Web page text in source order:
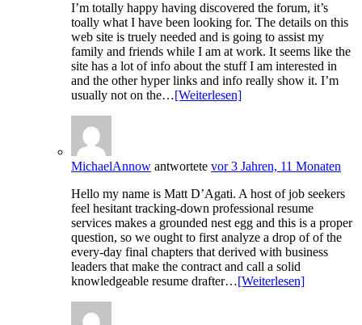
I’m totally happy having discovered the forum, it’s
toally what I have been looking for. The details on this
web site is truely needed and is going to assist my
family and friends while I am at work. It seems like the
site has a lot of info about the stuff I am interested in
and the other hyper links and info really show it. I’m
usually not on the…[Weiterlesen]
MichaelAnnow antwortete vor 3 Jahren, 11 Monaten
Hello my name is Matt D’Agati. A host of job seekers
feel hesitant tracking-down professional resume
services makes a grounded nest egg and this is a proper
question, so we ought to first analyze a drop of of the
every-day final chapters that derived with business
leaders that make the contract and call a solid
knowledgeable resume drafter…[Weiterlesen]